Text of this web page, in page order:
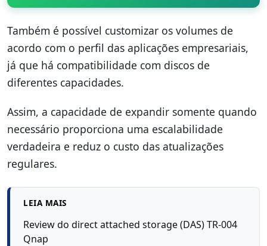
Também é possível customizar os volumes de
acordo com o perfil das aplicações empresariais,
já que há compatibilidade com discos de
diferentes capacidades.
Assim, a capacidade de expandir somente quando
necessário proporciona uma escalabilidade
verdadeira e reduz o custo das atualizações
regulares.
LEIA MAIS
Review do direct attached storage (DAS) TR-004
Qnap